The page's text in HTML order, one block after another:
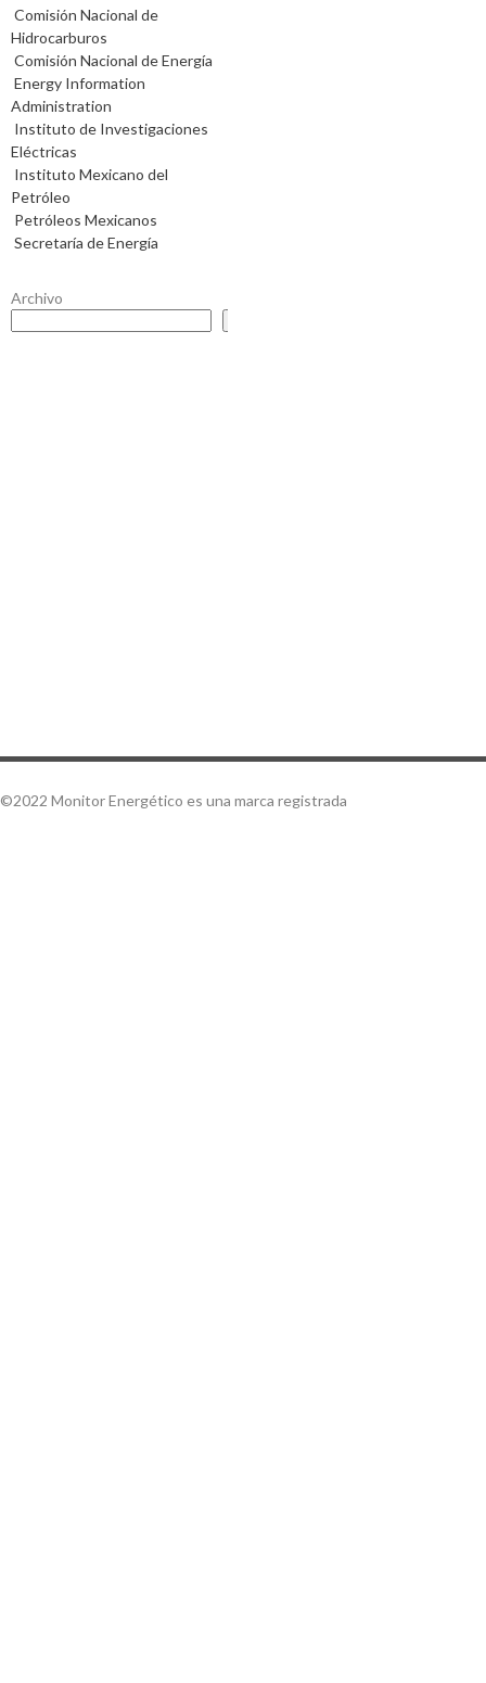
Comisión Nacional de
Hidrocarburos
Comisión Nacional de Energía
Energy Information
Administration
Instituto de Investigaciones
Eléctricas
Instituto Mexicano del
Petróleo
Petróleos Mexicanos
Secretaría de Energía
Archivo
©2022 Monitor Energético es una marca registrada